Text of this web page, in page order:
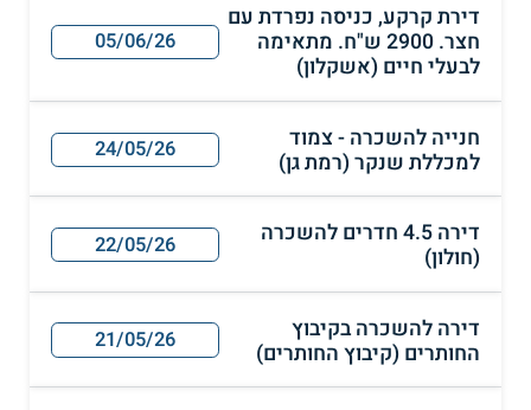
דירת קרקע, כניסה נפרדת עם
חצר. 2900 ש"ח. מתאימה
לבעלי חיים (אשקלון)
05/06/26
חנייה להשכרה - צמוד
למכללת שנקר (רמת גן)
24/05/26
דירה 4.5 חדרים להשכרה
(חולון)
22/05/26
דירה להשכרה בקיבוץ
החותרים (קיבוץ החותרים)
21/05/26